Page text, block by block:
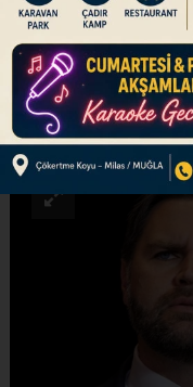
diplomatically,'
number of other